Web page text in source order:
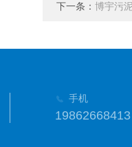
下一条： 博宇污
手机
19862668413